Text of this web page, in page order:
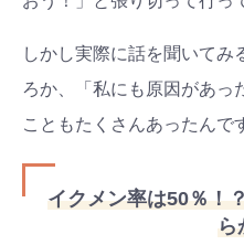
しかし実際に話を聞いてみ
ろか、「私にも原因があっ
こともたくさんあったんで
イクメン率は50％！
ら